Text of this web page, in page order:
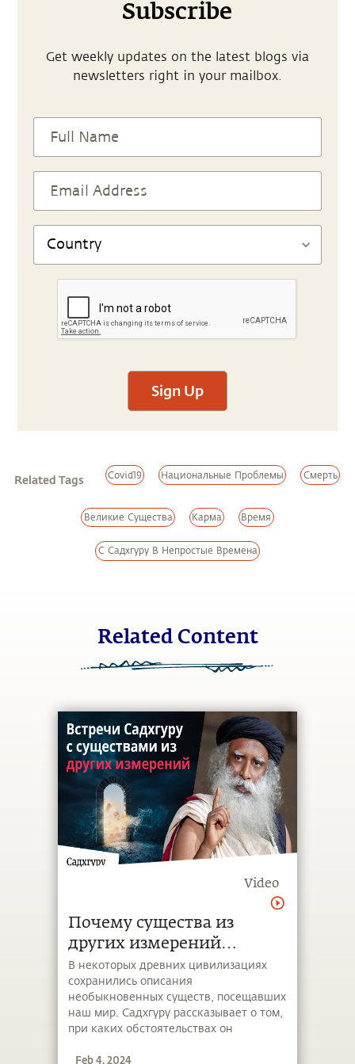
Subscribe
Get weekly updates on the latest blogs via
newsletters right in your mailbox.
Sign Up
Related Tags Covid19 Национальные Проблемы Смерть
Великие Существа Карма Время
С Садхгуру В Непростые Времена
Related Content
Video
Почему существа из
других измерений
посещают наш мир?
В некоторых древних цивилизациях
сохранились описания
необыкновенных существ, посещавших
наш мир. Садхгуру рассказывает о том,
при каких обстоятельствах он
измерений и какова их роль в нашей
Feb 4, 2024